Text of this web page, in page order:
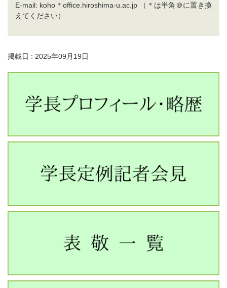
E-mail: koho＊office.hiroshima-u.ac.jp （＊は半角＠に置き換
えてください）
掲載日 : 2025年09月19日